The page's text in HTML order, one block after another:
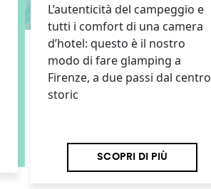
L’autenticità del campeggio e
tutti i comfort di una camera
d’hotel: questo è il nostro
modo di fare glamping a
Firenze, a due passi dal centro
storic
SCOPRI DI PIÙ